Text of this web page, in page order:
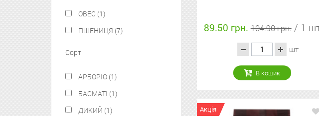
ОВЕС (1)
ПШЕНИЦЯ (7)
Сорт
АРБОРІО (1)
БАСМАТІ (1)
ДИКИЙ (1)
89.50 грн.104.90 грн. / 1
шт
В кошик
Акція